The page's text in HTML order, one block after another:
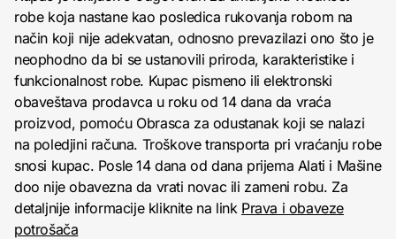
robe koja nastane kao posledica rukovanja robom na
način koji nije adekvatan, odnosno prevazilazi ono što je
neophodno da bi se ustanovili priroda, karakteristike i
funkcionalnost robe. Kupac pismeno ili elektronski
obaveštava prodavca u roku od 14 dana da vraća
proizvod, pomoću Obrasca za odustanak koji se nalazi
na poledjini računa. Troškove transporta pri vraćanju robe
snosi kupac. Posle 14 dana od dana prijema Alati i Mašine
doo nije obavezna da vrati novac ili zameni robu. Za
detaljnije informacije kliknite na link Prava i obaveze
potrošača